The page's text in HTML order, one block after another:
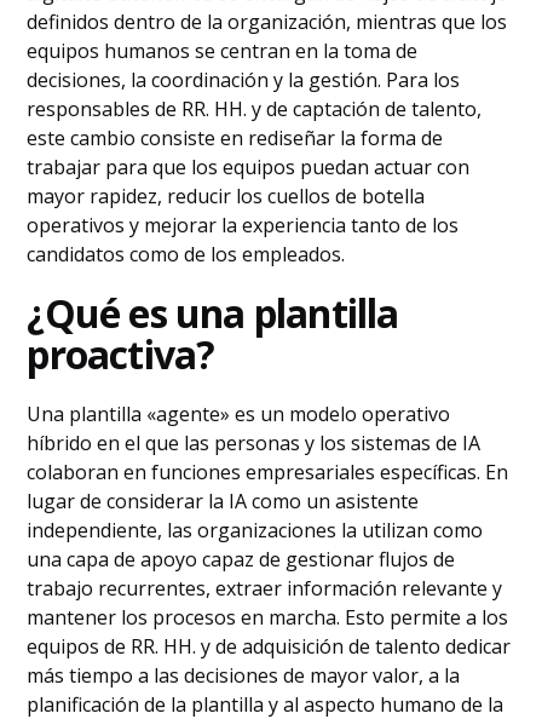
definidos dentro de la organización, mientras que los
equipos humanos se centran en la toma de
decisiones, la coordinación y la gestión. Para los
responsables de RR. HH. y de captación de talento,
este cambio consiste en rediseñar la forma de
trabajar para que los equipos puedan actuar con
mayor rapidez, reducir los cuellos de botella
operativos y mejorar la experiencia tanto de los
candidatos como de los empleados.
¿Qué es una plantilla
proactiva?
Una plantilla «agente» es un modelo operativo
híbrido en el que las personas y los sistemas de IA
colaboran en funciones empresariales específicas. En
lugar de considerar la IA como un asistente
independiente, las organizaciones la utilizan como
una capa de apoyo capaz de gestionar flujos de
trabajo recurrentes, extraer información relevante y
mantener los procesos en marcha. Esto permite a los
equipos de RR. HH. y de adquisición de talento dedicar
más tiempo a las decisiones de mayor valor, a la
planificación de la plantilla y al aspecto humano de la